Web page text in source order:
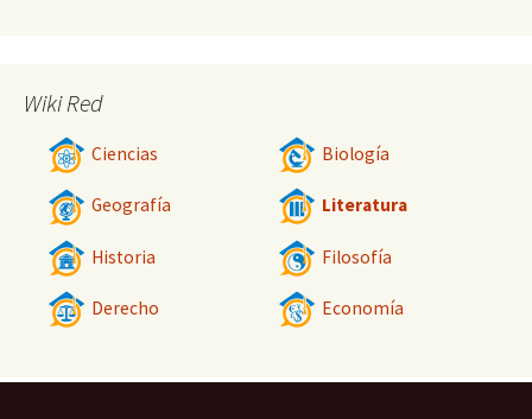
Wiki Red
Ciencias Biología
Geografía Literatura
Historia Filosofía
Derecho Economía